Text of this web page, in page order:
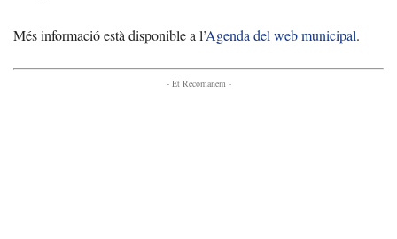
Més informació està disponible a l’Agenda del web municipal.
- Et Recomanem -